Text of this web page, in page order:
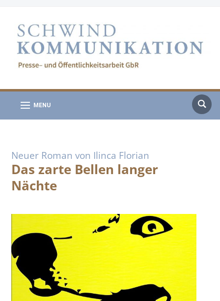
MENU
Neuer Roman von Ilinca Florian
Das zarte Bellen langer
Nächte